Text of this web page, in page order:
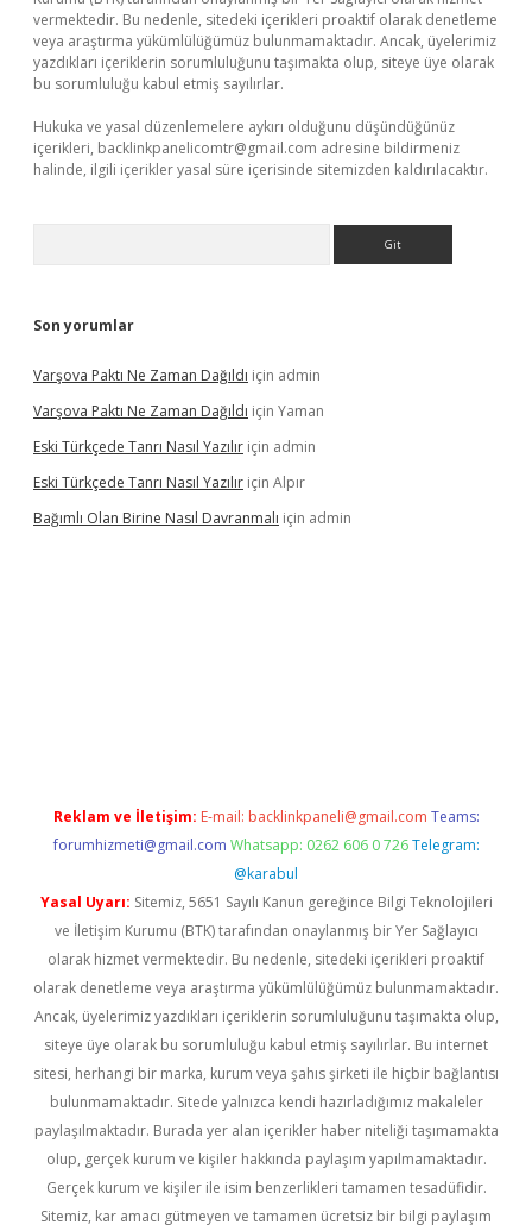
vermektedir. Bu nedenle, sitedeki içerikleri proaktif olarak denetleme
veya araştırma yükümlülüğümüz bulunmamaktadır. Ancak, üyelerimiz
yazdıkları içeriklerin sorumluluğunu taşımakta olup, siteye üye olarak
bu sorumluluğu kabul etmiş sayılırlar.
Hukuka ve yasal düzenlemelere aykırı olduğunu düşündüğünüz
içerikleri, backlinkpanelicomtr@gmail.com adresine bildirmeniz
halinde, ilgili içerikler yasal süre içerisinde sitemizden kaldırılacaktır.
Son yorumlar
Varşova Paktı Ne Zaman Dağıldı için admin
Varşova Paktı Ne Zaman Dağıldı için Yaman
Eski Türkçede Tanrı Nasıl Yazılır için admin
Eski Türkçede Tanrı Nasıl Yazılır için Alpır
Bağımlı Olan Birine Nasıl Davranmalı için admin
Reklam ve İletişim: E-mail: backlinkpaneli@gmail.com Teams:
forumhizmeti@gmail.com Whatsapp: 0262 606 0 726 Telegram:
@karabul
Yasal Uyarı: Sitemiz, 5651 Sayılı Kanun gereğince Bilgi Teknolojileri
ve İletişim Kurumu (BTK) tarafından onaylanmış bir Yer Sağlayıcı
olarak hizmet vermektedir. Bu nedenle, sitedeki içerikleri proaktif
olarak denetleme veya araştırma yükümlülüğümüz bulunmamaktadır.
Ancak, üyelerimiz yazdıkları içeriklerin sorumluluğunu taşımakta olup,
siteye üye olarak bu sorumluluğu kabul etmiş sayılırlar. Bu internet
sitesi, herhangi bir marka, kurum veya şahıs şirketi ile hiçbir bağlantısı
bulunmamaktadır. Sitede yalnızca kendi hazırladığımız makaleler
paylaşılmaktadır. Burada yer alan içerikler haber niteliği taşımamakta
olup, gerçek kurum ve kişiler hakkında paylaşım yapılmamaktadır.
Gerçek kurum ve kişiler ile isim benzerlikleri tamamen tesadüfidir.
Sitemiz, kar amacı gütmeyen ve tamamen ücretsiz bir bilgi paylaşım